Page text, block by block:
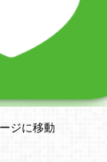
ジに移動